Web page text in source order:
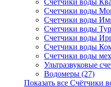
Счетчики воды
Счетчики воды
Счетчики воды
Счетчики воды
Счетчики воды
Счетчики воды
Ультразвуковые
Водомеры (27)
Показать все Счётчики